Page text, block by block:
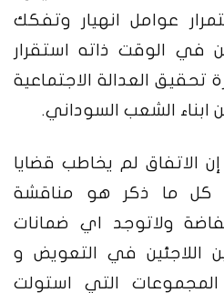
عوامل انهيار وتفكك
في الوقت ذاته استقرار
تحقيق العدالة الاجتماعية
ابناء الشعب السوداني.
الاتفاق لم يخاطب قضايا
وان كل ما ذكر هو مناقشة
ولاتوجد اي ضمانات
اللاجئين في التعويض و
المجموعات التي استولت